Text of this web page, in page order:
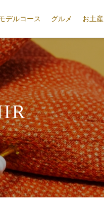
デルコース グルメ お土産